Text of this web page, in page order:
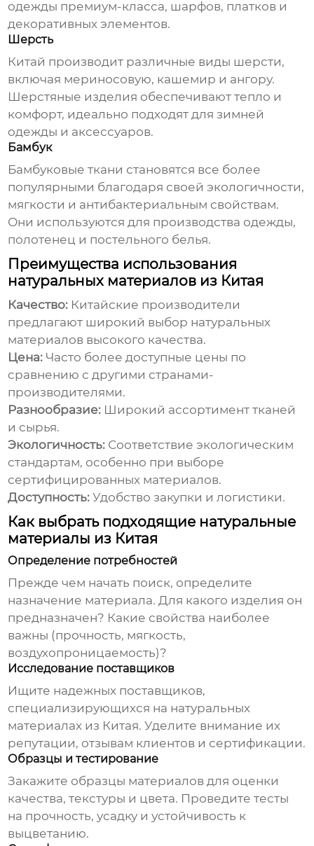
одежды премиум-класса, шарфов, платков и
декоративных элементов.
Шерсть
Китай производит различные виды шерсти,
включая мериносовую, кашемир и ангору.
Шерстяные изделия обеспечивают тепло и
комфорт, идеально подходят для зимней
одежды и аксессуаров.
Бамбук
Бамбуковые ткани становятся все более
популярными благодаря своей экологичности,
мягкости и антибактериальным свойствам.
Они используются для производства одежды,
полотенец и постельного белья.
Преимущества использования
натуральных материалов из Китая
Качество: Китайские производители
предлагают широкий выбор натуральных
материалов высокого качества.
Цена: Часто более доступные цены по
сравнению с другими странами-
производителями.
Разнообразие: Широкий ассортимент тканей
и сырья.
Экологичность: Соответствие экологическим
стандартам, особенно при выборе
сертифицированных материалов.
Доступность: Удобство закупки и логистики.
Как выбрать подходящие натуральные
материалы из Китая
Определение потребностей
Прежде чем начать поиск, определите
назначение материала. Для какого изделия он
предназначен? Какие свойства наиболее
важны (прочность, мягкость,
воздухопроницаемость)?
Исследование поставщиков
Ищите надежных поставщиков,
специализирующихся на натуральных
материалах из Китая. Уделите внимание их
репутации, отзывам клиентов и сертификации.
Образцы и тестирование
Закажите образцы материалов для оценки
качества, текстуры и цвета. Проведите тесты
на прочность, усадку и устойчивость к
выцветанию.